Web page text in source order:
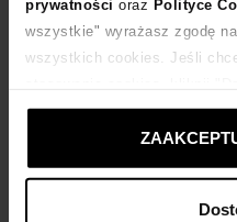
prywatności oraz Polityce
wszystkie" wyrażasz zgodę
wszystkich cookies. Jeśli
ustawienia prywatności.